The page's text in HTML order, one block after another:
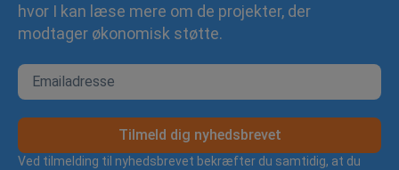
hvor I kan læse mere om de projekter, der
modtager økonomisk støtte.
Tilmeld dig nyhedsbrevet
Ved tilmelding til nyhedsbrevet bekræfter du samtidig, at du